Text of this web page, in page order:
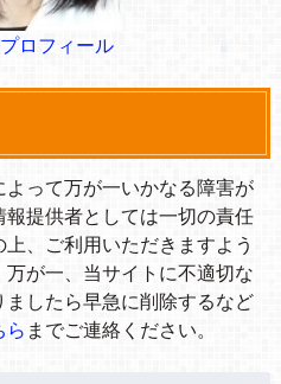
ロフィール
って万が一いかなる障害が
提供者としては一切の責任
、ご利用いただきますよう
が一、当サイトに不適切な
したら早急に削除するなど
ら までご連絡ください。